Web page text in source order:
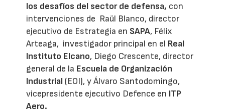
los desafíos del sector de defensa, con
intervenciones de Raül Blanco, director
ejecutivo de Estrategia en SAPA, Félix
Arteaga, investigador principal en el Real
Instituto Elcano, Diego Crescente, director
general de la Escuela de Organización
Industrial (EOI), y Álvaro Santodomingo,
vicepresidente ejecutivo Defence en ITP
Aero.